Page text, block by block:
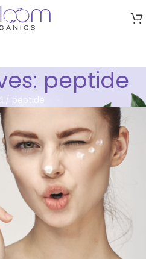
peptide
/ peptide